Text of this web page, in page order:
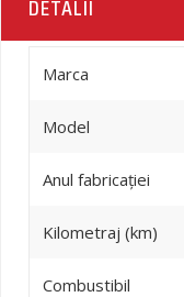
DETALII
Marca
Model
Anul fabricației
Kilometraj (km)
Combustibil